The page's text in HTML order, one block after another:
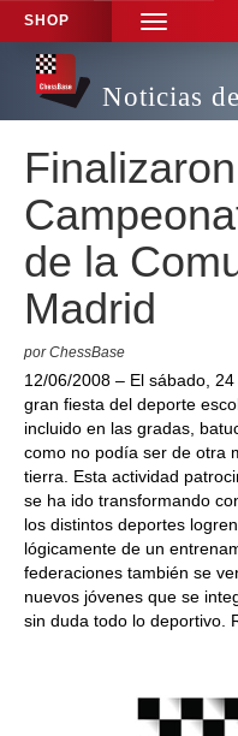
SHOP
TOGGLE
NAVIGATION
Noticias
de la
Madrid
por ChessBase
12/06/2008 – El sábado,
gran fiesta del deporte
incluido en las gradas,
como no podía ser de otra
tierra. Esta actividad
se ha ido transformando
los distintos deportes
lógicamente de un
federaciones también se
nuevos jóvenes que se
sin duda todo lo deportivo.